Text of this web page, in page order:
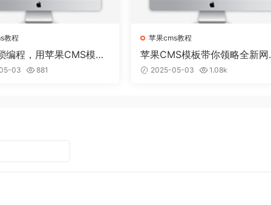
教程
编程，用苹果CMS模板
个性网站
03 881
苹果cms教程
苹果CMS模板带你领略全新网
视觉盛宴
2025-05-03 1.08k